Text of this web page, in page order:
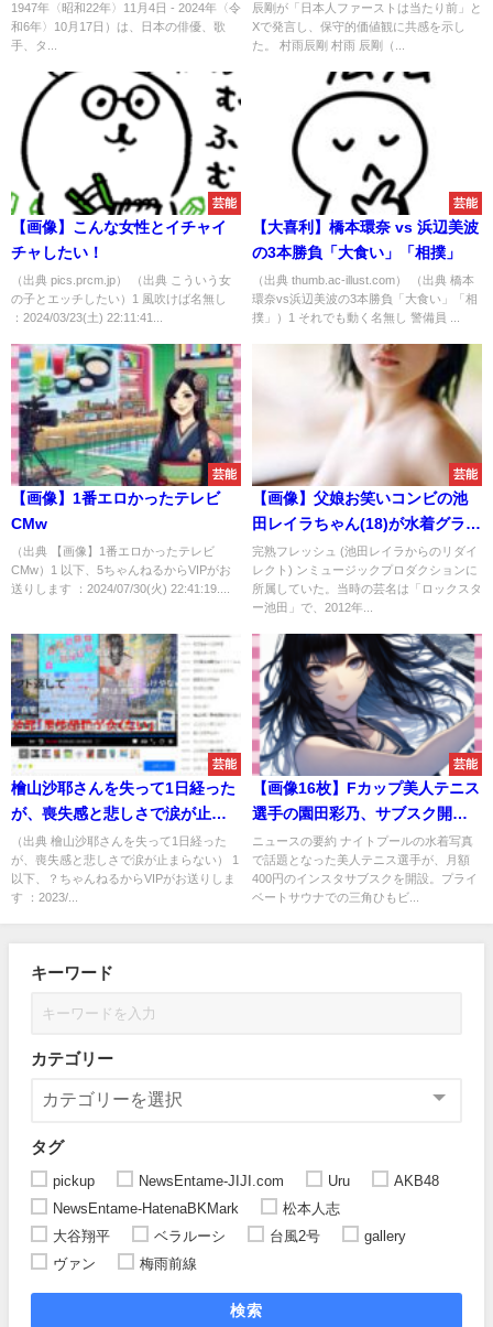
1947年〈昭和22年〉11月4日 - 2024年〈令
和6年〉10月17日）は、日本の俳優、歌
手、タ...
辰剛が「日本人ファーストは当たり前」と
Xで発言し、保守的価値観に共感を示し
た。 村雨辰剛 村雨 辰剛（...
芸能
【画像】こんな女性とイチャイ
チャしたい！
（出典 pics.prcm.jp） （出典 こういう女
の子とエッチしたい）1 風吹けば名無し
：2024/03/23(土) 22:11:41...
芸能
【大喜利】橋本環奈 vs 浜辺美波
の3本勝負「大食い」「相撲」
（出典 thumb.ac-illust.com） （出典 橋本
環奈vs浜辺美波の3本勝負「大食い」「相
撲」）1 それでも動く名無し 警備員 ...
芸能
【画像】1番エロかったテレビ
CMw
（出典 【画像】1番エロかったテレビ
CMw）1 以下、5ちゃんねるからVIPがお
送りします ：2024/07/30(火) 22:41:19....
芸能
【画像】父娘お笑いコンビの池
田レイラちゃん(18)が水着グラビ
アデビュー！
完熟フレッシュ (池田レイラからのリダイ
レクト) ンミュージックプロダクションに
所属していた。当時の芸名は「ロックスタ
ー池田」で、2012年...
芸能
檜山沙耶さんを失って1日経った
が、喪失感と悲しさで涙が止ま
らない
（出典 檜山沙耶さんを失って1日経った
が、喪失感と悲しさで涙が止まらない） 1
以下、？ちゃんねるからVIPがお送りしま
す ：2023/...
芸能
【画像16枚】Fカップ美人テニス
選手の園田彩乃、サブスク開設
で更なる飛躍へｗｗｗ
ニュースの要約 ナイトプールの水着写真
で話題となった美人テニス選手が、月額
400円のインスタサブスクを開設。プライ
ベートサウナでの三角ひもビ...
キーワード
カテゴリー
タグ
pickup NewsEntame-JIJI.com Uru
AKB48
NewsEntame-HatenaBKMark
松本人志
大谷翔平
ベラルーシ 台風2号
gallery
ヴァン
梅雨前線
検索